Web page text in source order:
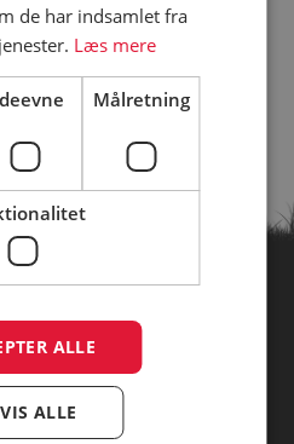
ud fra
de har indsamlet fra
Læs mere
Målretning
ALLE
ALLE